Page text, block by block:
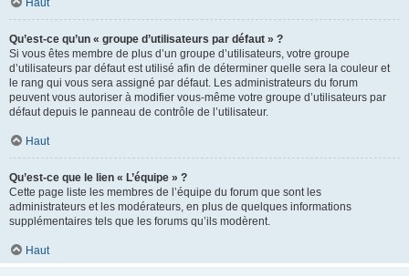
Haut
Qu’est-ce qu’un « groupe d’utilisateurs par défaut » ?
Si vous êtes membre de plus d’un groupe d’utilisateurs, votre groupe
d’utilisateurs par défaut est utilisé afin de déterminer quelle sera la couleur et
le rang qui vous sera assigné par défaut. Les administrateurs du forum
peuvent vous autoriser à modifier vous-même votre groupe d’utilisateurs par
défaut depuis le panneau de contrôle de l’utilisateur.
Haut
Qu’est-ce que le lien « L’équipe » ?
Cette page liste les membres de l’équipe du forum que sont les
administrateurs et les modérateurs, en plus de quelques informations
supplémentaires tels que les forums qu’ils modèrent.
Haut